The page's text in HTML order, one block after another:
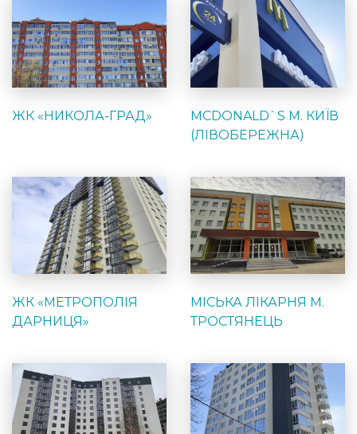
ЖК «НИКОЛА-ГРАД»
MCDONALD`S М. КИЇВ
(ЛІВОБЕРЕЖНА)
ЖК «МЕТРОПОЛІЯ
ДАРНИЦЯ»
МІСЬКА ЛІКАРНЯ М.
ТРОСТЯНЕЦЬ